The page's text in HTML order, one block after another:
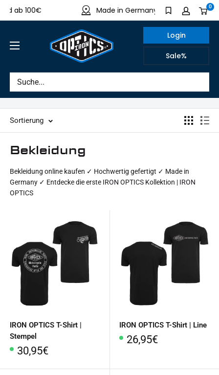
Direkt
zum
ab 100€ Made in Germany 0
IRON
Login
Sale%
Sortierung
Bekleidung
Bekleidung online kaufen ✓ Hochwertig gefertigt ✓ Made in
Germany ✓ Entdecke die erste IRON OPTICS Kollektion | IRON
OPTICS
IRON OPTICS T-Shirt |
Stempel
Sonderpreis
30,95€
IRON OPTICS T-Shirt | Line
Sonderpreis
26,95€